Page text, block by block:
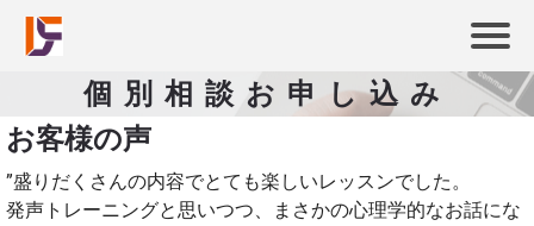
個別相談お申し込み
お客様の声
”盛りだくさんの内容でとても楽しいレッスンでした。
発声トレーニングと思いつつ、まさかの心理学的なお話にな